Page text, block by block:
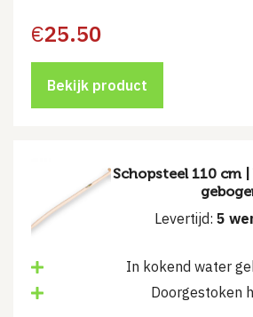
€25.50
Bekijk product
Schopsteel 110 cm
Levertijd: 5
In kokend water
Doorgestoken